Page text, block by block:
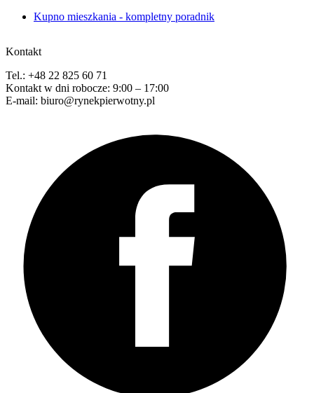
Kupno mieszkania - kompletny poradnik
Kontakt
Tel.: +48 22 825 60 71
Kontakt w dni robocze: 9:00 – 17:00
E-mail: biuro@rynekpierwotny.pl